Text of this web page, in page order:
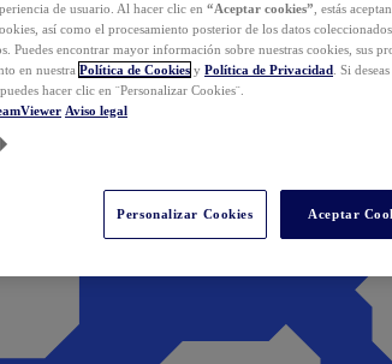
de usuario. Al hacer clic en “Aceptar cookies” , estás
así como el procesamiento posterior de los datos
Puedes encontrar mayor información sobre nuestras cookies, sus
en nuestra Política de Cookies y Política de Privacidad . Si
hacer clic en ¨Personalizar Cookies¨.
Aviso legal
Personalizar Cookies Aceptar